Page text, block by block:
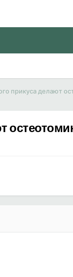
прикуса делают